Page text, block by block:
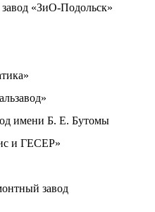
«ЗиО-Подольск»
имени Б. Е. Бутомы
и ГЕСЕР»
завод